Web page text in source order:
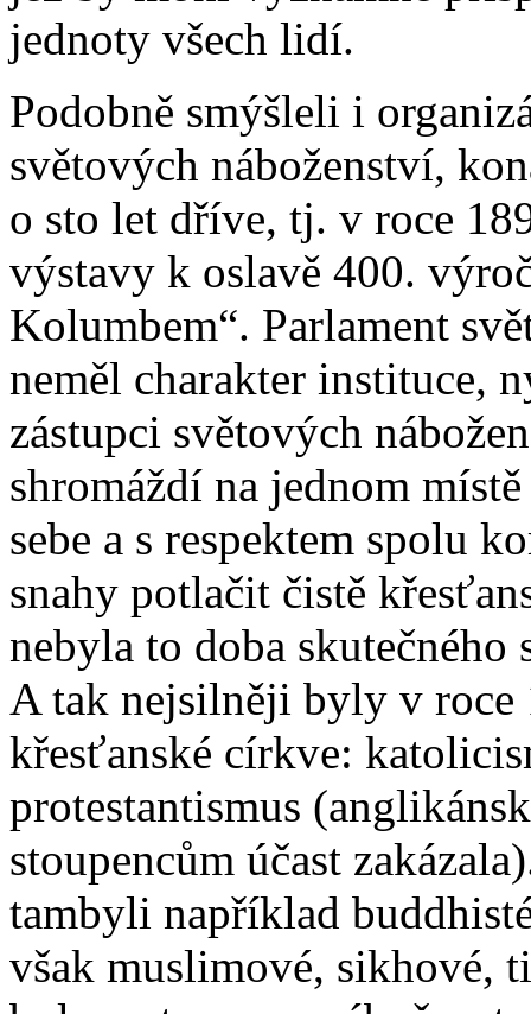
jednoty všech lidí.
Podobně smýšleli i
světových náboženství,
o sto let dříve, tj. v roce
výstavy k oslavě 400.
Kolumbem“. Parlament
neměl charakter instituce,
zástupci světových
shromáždí na jednom
sebe a s respektem spolu
snahy potlačit čistě
nebyla to doba
A tak nejsilněji byly v roce
křesťanské církve:
protestantismus
stoupencům účast
tambyli například
však muslimové, sikhové,